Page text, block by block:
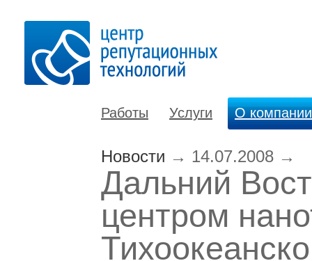
Работы Услуги О компании
Новости → 14.07.2008 →
Дальний
центром